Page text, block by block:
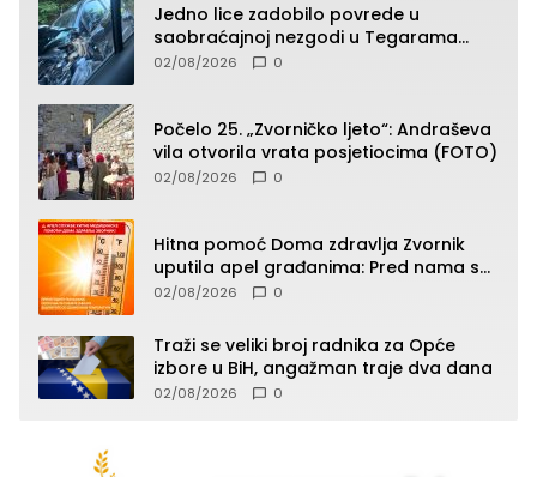
Jedno lice zadobilo povrede u
saobraćajnoj nezgodi u Tegarama
(FOTO)
02/08/2026 0
Počelo 25. „Zvorničko ljeto“: Andraševa
vila otvorila vrata posjetiocima (FOTO)
02/08/2026 0
Hitna pomoć Doma zdravlja Zvornik
uputila apel građanima: Pred nama su
temperature do 40°C, oprez zbog
02/08/2026 0
Traži se veliki broj radnika za Opće
izbore u BiH, angažman traje dva dana
02/08/2026 0